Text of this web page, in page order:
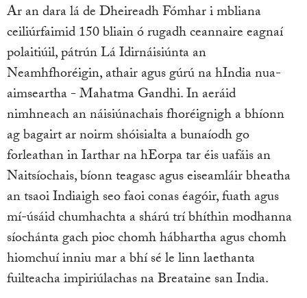
Ar an dara lá de Dheireadh Fómhar i mbliana
ceiliúrfaimid 150 bliain ó rugadh ceannaire eagnaí
polaitiúil, pátrún Lá Idirnáisiúnta an
Neamhfhoréigin, athair agus gúrú na hIndia nua-
aimseartha - Mahatma Gandhi. In aeráid
nimhneach an náisiúnachais fhoréignigh a bhíonn
ag bagairt ar noirm shóisialta a bunaíodh go
forleathan in Iarthar na hEorpa tar éis uafáis an
Naitsíochais, bíonn teagasc agus eiseamláir bheatha
an tsaoi Indiaigh seo faoi conas éagóir, fuath agus
mí-úsáid chumhachta a shárú trí bhíthin modhanna
síochánta gach pioc chomh hábhartha agus chomh
hiomchuí inniu mar a bhí sé le linn laethanta
fuilteacha impiriúlachas na Breataine san India.